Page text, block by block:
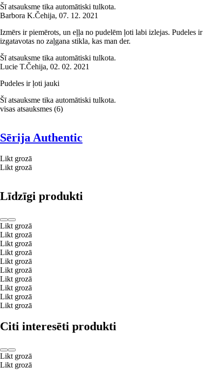
Šī atsauksme tika automātiski tulkota.
Barbora K.Čehija, 07. 12. 2021
Izmērs ir piemērots, un eļļa no pudelēm ļoti labi izlejas. Pudeles ir
izgatavotas no zaļgana stikla, kas man der.
Šī atsauksme tika automātiski tulkota.
Lucie T.Čehija, 02. 02. 2021
Pudeles ir ļoti jauki
Šī atsauksme tika automātiski tulkota.
visas atsauksmes (6)
Sērija Authentic
Likt grozā
Likt grozā
Līdzīgi produkti
Likt grozā
Likt grozā
Likt grozā
Likt grozā
Likt grozā
Likt grozā
Likt grozā
Likt grozā
Likt grozā
Likt grozā
Citi interesēti produkti
Likt grozā
Likt grozā